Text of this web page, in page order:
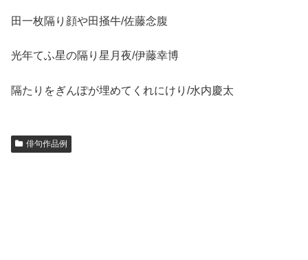
田一枚隔り顔や田掻牛/佐藤念腹
光年てふ星の隔り星月夜/伊藤幸博
隔たりをぎんぽが埋めてくれにけり/水内慶太
俳句作品例